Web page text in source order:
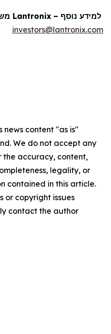
למידע נוסף – Lantronix
investors@lantronix.com
news content "as is"
We do not accept any
the accuracy, content,
legality, or
contained in this article.
or copyright issues
contact the author